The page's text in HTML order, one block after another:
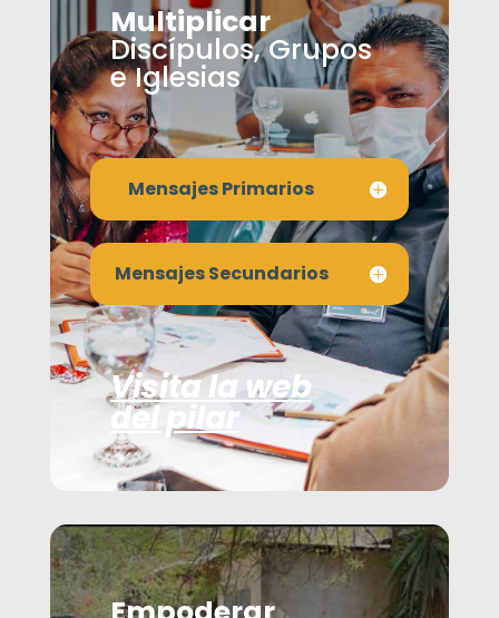
Multiplicar
Discípulos, Grupos
e Iglesias
Mensajes Primarios
Mensajes Secundarios
Visita la web
del pilar